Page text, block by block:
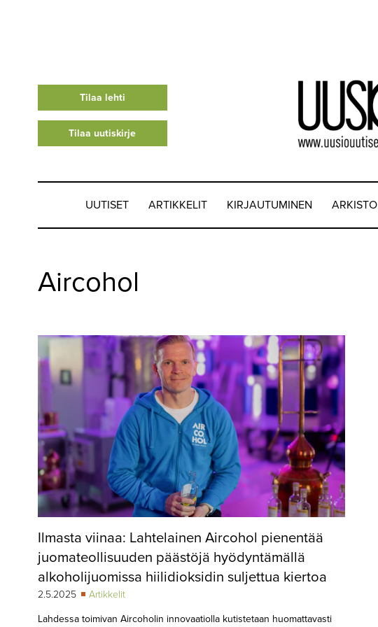
Tilaa lehti
Tilaa uutiskirje
UUTISET ARTIKKELIT KIRJAUTUMINEN ARKISTO
ARTIKKELIT
ARKISTO
MEDIATIEDOT
TIETOA
LEHDESTÄ
TAPAHTUMAT
YHTEYSTIEDOT
Aircohol
Ilmasta viinaa: Lahtelainen Aircohol pienentää
juomateollisuuden päästöjä hyödyntämällä
alkoholijuomissa hiilidioksidin suljettua kiertoa
2.5.2025 Artikkelit
Lahdessa toimivan Aircoholin innovaatiolla kutistetaan huomattavasti